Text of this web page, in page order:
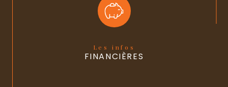
Les infos
FINANCIÈRES